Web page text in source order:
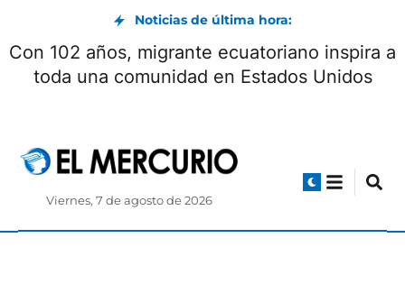
Noticias de última hora:
Con 102 años, migrante ecuatoriano inspira a
toda una comunidad en Estados Unidos
Viernes, 7 de agosto de 2026